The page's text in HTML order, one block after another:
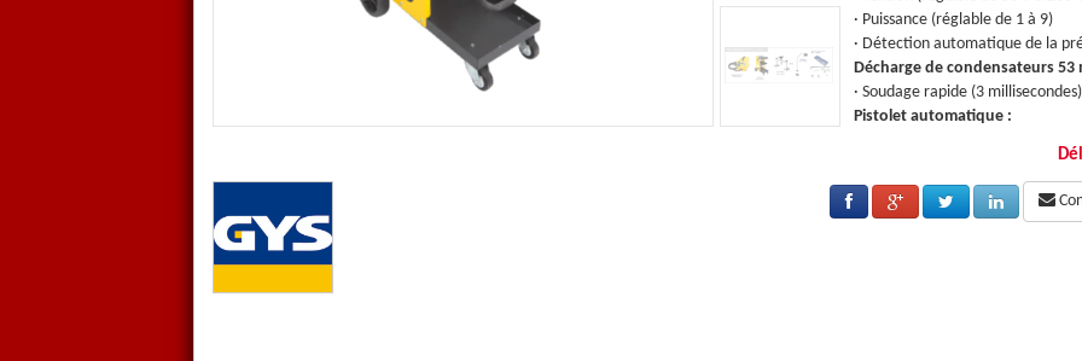
· Puissance (réglable de 1 à 9)
· Détection automatique de la présence du goujon
Décharge de condensateurs 53 milliFarads :
· Soudage rapide (3 millisecondes)
Fonctionne sous une tension d’alimentation comprise entre 85 et 265 V. Grâce à
son alimentation à découpage «flexible voltage»de dernière génération, le
GYSPOT ALU E FV
· Puissance (réglable de 1 à 9)
· Détection automatique de la
Décharge de condensateurs 53
· Soudage rapide (3 millisecondes)
Pistolet automatique :
· Le pistolet n’a pas de
lorsque l’emboutcoulisse dans le
Fonctionne sous une tension